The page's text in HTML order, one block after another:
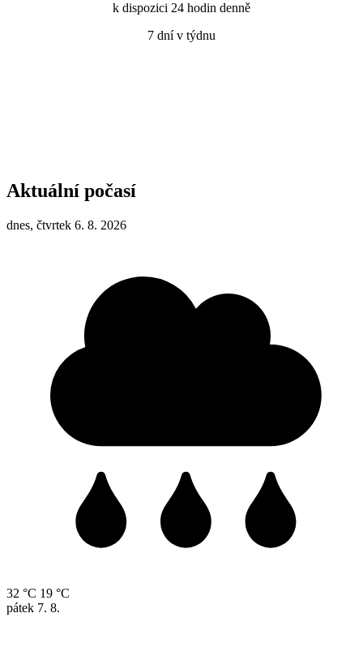
k dispozici 24 hodin denně
7 dní v týdnu
Aktuální počasí
dnes, čtvrtek 6. 8. 2026
32 °C 19 °C
pátek 7. 8.